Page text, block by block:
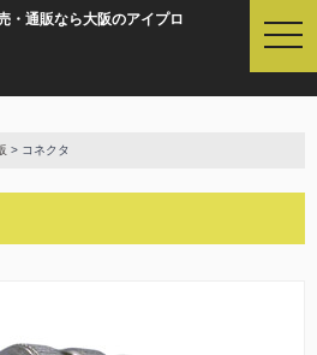
・通販なら大阪のアイプロ
t
i
> コネクタ